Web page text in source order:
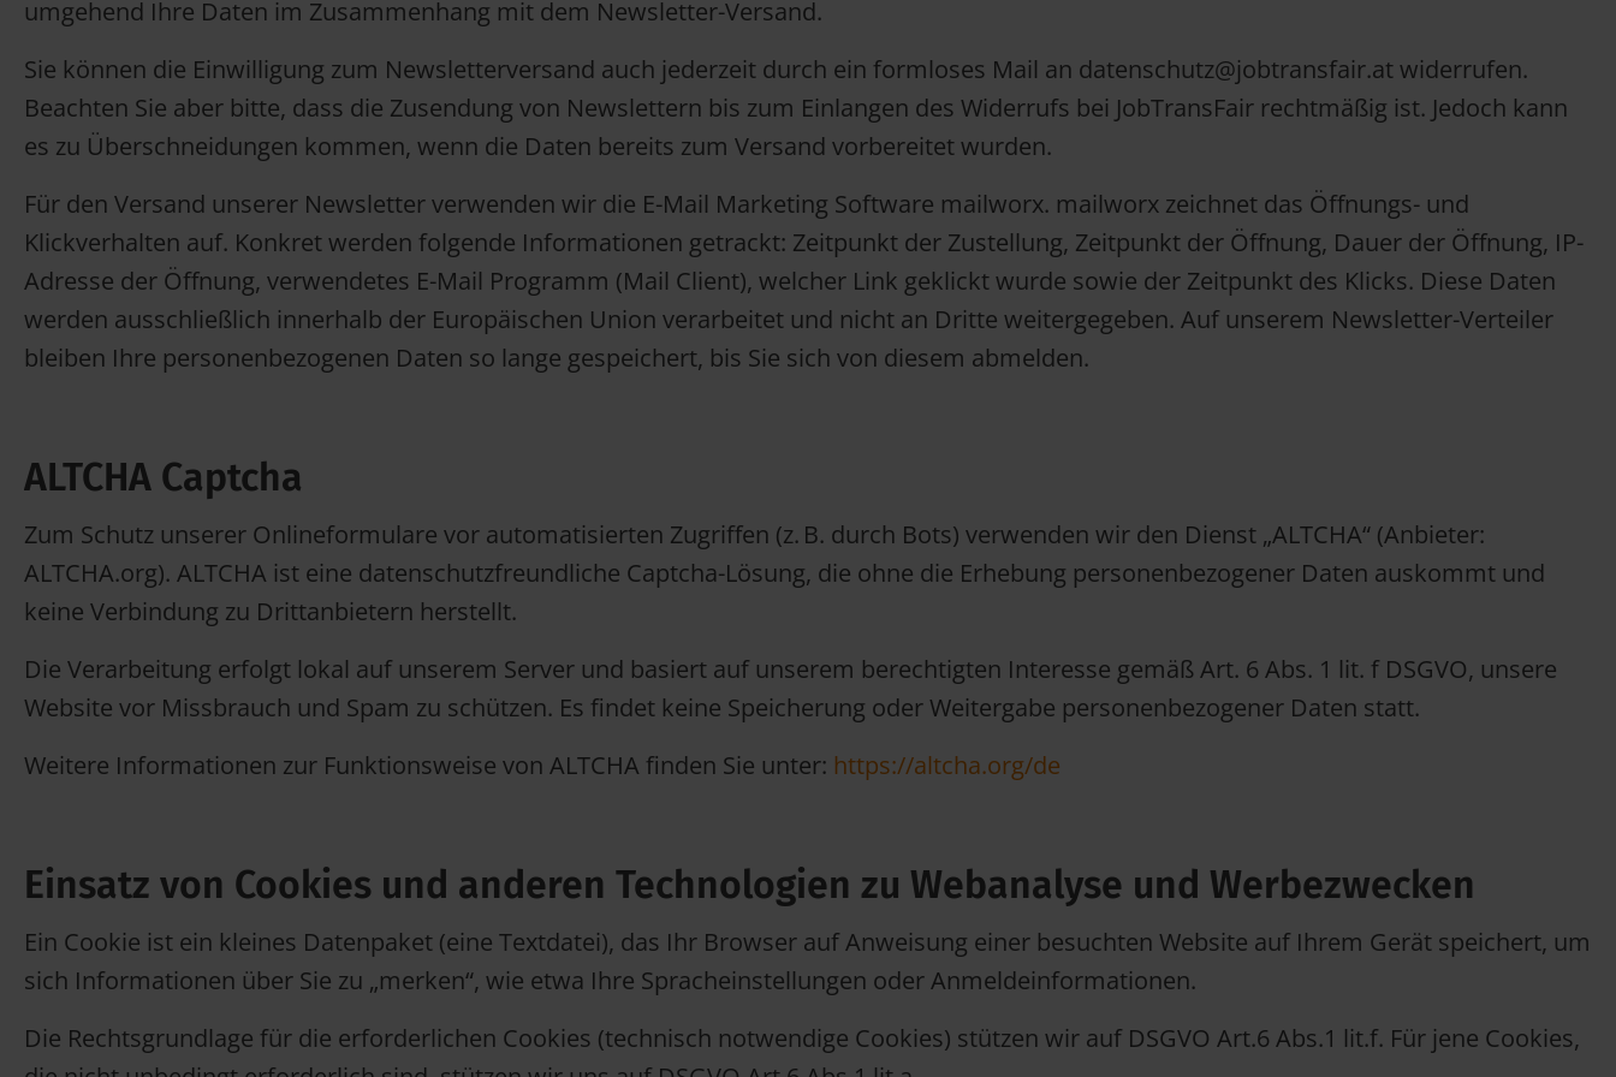
umgehend Ihre Daten im Zusammenhang mit dem Newsletter-Versand.
Sie können die Einwilligung zum Newsletterversand auch jederzeit durch ein formloses Mail an datenschutz@jobtransfair.at widerrufen.
Beachten Sie aber bitte, dass die Zusendung von Newslettern bis zum Einlangen des Widerrufs bei JobTransFair rechtmäßig ist. Jedoch kann
es zu Überschneidungen kommen, wenn die Daten bereits zum Versand vorbereitet wurden.
Für den Versand unserer Newsletter verwenden wir die E-Mail Marketing Software mailworx. mailworx zeichnet das Öffnungs- und
Klickverhalten auf. Konkret werden folgende Informationen getrackt: Zeitpunkt der Zustellung, Zeitpunkt der Öffnung, Dauer der Öffnung, IP-
Adresse der Öffnung, verwendetes E-Mail Programm (Mail Client), welcher Link geklickt wurde sowie der Zeitpunkt des Klicks. Diese Daten
werden ausschließlich innerhalb der Europäischen Union verarbeitet und nicht an Dritte weitergegeben. Auf unserem Newsletter-Verteiler
bleiben Ihre personenbezogenen Daten so lange gespeichert, bis Sie sich von diesem abmelden.
ALTCHA Captcha
Zum Schutz unserer Onlineformulare vor automatisierten Zugriffen (z. B. durch Bots) verwenden wir den Dienst „ALTCHA“ (Anbieter:
ALTCHA.org). ALTCHA ist eine datenschutzfreundliche Captcha-Lösung, die ohne die Erhebung personenbezogener Daten auskommt und
keine Verbindung zu Drittanbietern herstellt.
Die Verarbeitung erfolgt lokal auf unserem Server und basiert auf unserem berechtigten Interesse gemäß Art. 6 Abs. 1 lit. f DSGVO, unsere
Website vor Missbrauch und Spam zu schützen. Es findet keine Speicherung oder Weitergabe personenbezogener Daten statt.
Weitere Informationen zur Funktionsweise von ALTCHA finden Sie unter: https://altcha.org/de
Einsatz von Cookies und anderen Technologien zu Webanalyse und Werbezwecken
Ein Cookie ist ein kleines Datenpaket (eine Textdatei), das Ihr Browser auf Anweisung einer besuchten Website auf Ihrem Gerät speichert, um
sich Informationen über Sie zu „merken“, wie etwa Ihre Spracheinstellungen oder Anmeldeinformationen.
Die Rechtsgrundlage für die erforderlichen Cookies (technisch notwendige Cookies) stützen wir auf DSGVO Art.6 Abs.1 lit.f. Für jene Cookies,